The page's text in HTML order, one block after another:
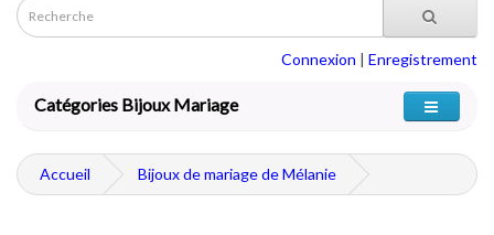
Connexion | Enregistrement
Catégories Bijoux Mariage
Accueil Bijoux de mariage de Mélanie